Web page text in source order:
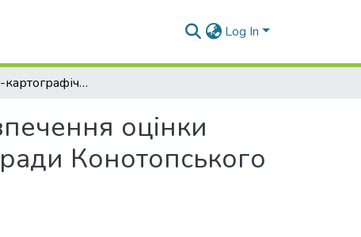
Log In
Топографо-картографічне та геодезичне забезпечення оцінки земель населених пунктів Попівської сільської ради Конотопського району Сумської області
оцінки
Конотопського